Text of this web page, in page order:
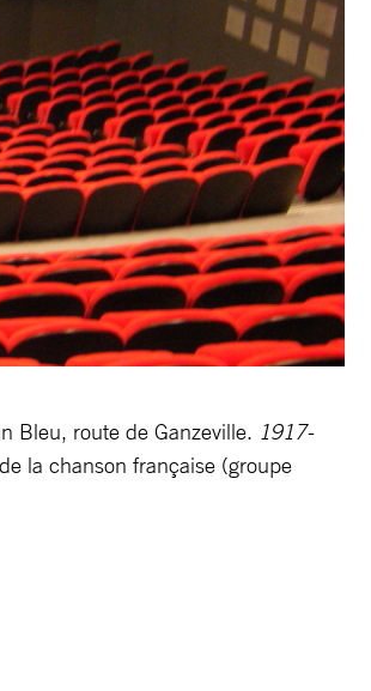
Bleu, route de Ganzeville. 1917-
la chanson française (groupe